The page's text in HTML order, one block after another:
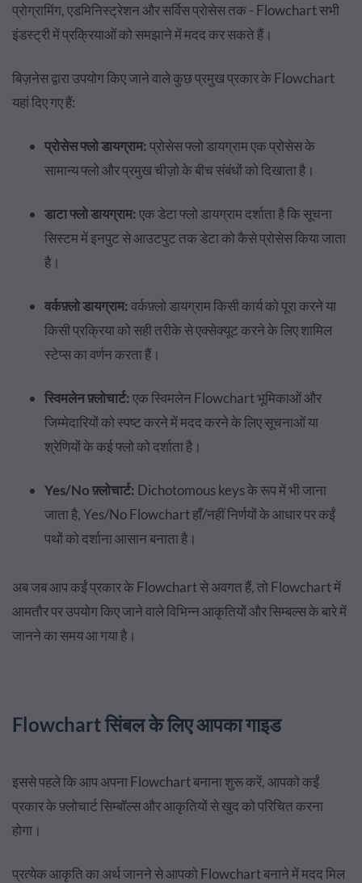
प्रोग्रामिंग, एडमिनिस्ट्रेशन और सर्विस प्रोसेस तक - Flowchart सभी
इंडस्ट्री में प्रक्रियाओं को समझाने में मदद कर सकते हैं।
बिज़नेस द्वारा उपयोग किए जाने वाले कुछ प्रमुख प्रकार के Flowchart
यहां दिए गए हैं:
प्रोसेस फ्लो डायग्राम:प्रोसेस फ्लो डायग्राम एक प्रोसेस के
सामान्य फ्लो और प्रमुख चीज़ो के बीच संबंधों को दिखाता है।
डाटा फ्लो डायग्राम:एक डेटा फ्लो डायग्राम दर्शाता है कि सूचना
सिस्टम में इनपुट से आउटपुट तक डेटा को कैसे प्रोसेस किया जाता
है।
वर्कफ़्लो डायग्राम:वर्कफ़्लो डायग्राम किसी कार्य को पूरा करने या
किसी प्रक्रिया को सही तरीके से एक्सेक्यूट करने के लिए शामिल
स्टेप्स का वर्णन करता हैं।
स्विमलेन फ़्लोचार्ट:एक स्विमलेन Flowchart भूमिकाओं और
जिम्मेदारियों को स्पष्ट करने में मदद करने के लिए सूचनाओं या
श्रेणियों के कई फ्लो को दर्शाता है।
Yes/No फ़्लोचार्ट: Dichotomous keys के रूप में भी जाना
जाता है, Yes/No Flowchart हाँ/नहीं निर्णयों के आधार पर कईं
पथों को दर्शाना आसान बनाता है।
अब जब आप कईं प्रकार के Flowchart से अवगत हैं, तो Flowchart में
आमतौर पर उपयोग किए जाने वाले विभिन्न आकृतियों और सिम्बल्स के बारे में
जानने का समय आ गया है।
Flowchart सिंबल के लिए आपका गाइड
इससे पहले कि आप अपना Flowchart बनाना शुरू करें, आपको कईं
प्रकार के फ़्लोचार्ट सिम्बॉल्स और आकृतियों से खुद को परिचित करना
होगा।
प्रत्येक आकृति का अर्थ जानने से आपको Flowchart बनाने में मदद मिल